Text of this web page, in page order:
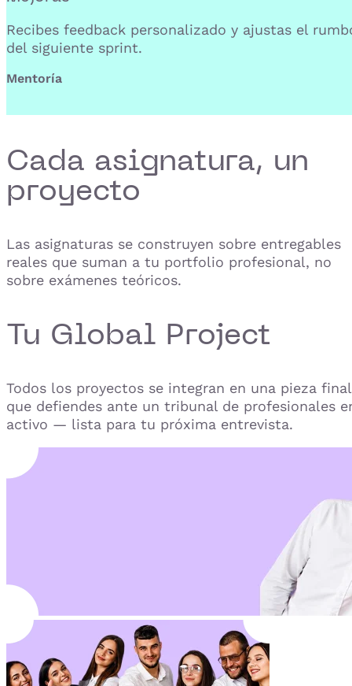
Recibes feedback personalizado y ajustas el
del siguiente sprint.
Mentoría
Cada asignatura, un
proyecto
Las asignaturas se construyen sobre entregables
reales que suman a tu portfolio profesional, no
sobre exámenes teóricos.
Tu Global Project
Todos los proyectos se integran en una pieza final
que defiendes ante un tribunal de profesionales
activo — lista para tu próxima entrevista.